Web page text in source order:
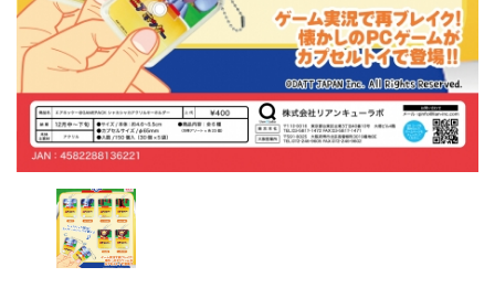
よくあるご質問
ご利用ガイド
06-6282-7659